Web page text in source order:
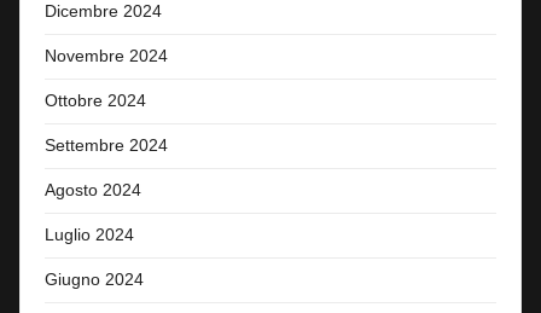
Dicembre 2024
Novembre 2024
Ottobre 2024
Settembre 2024
Agosto 2024
Luglio 2024
Giugno 2024